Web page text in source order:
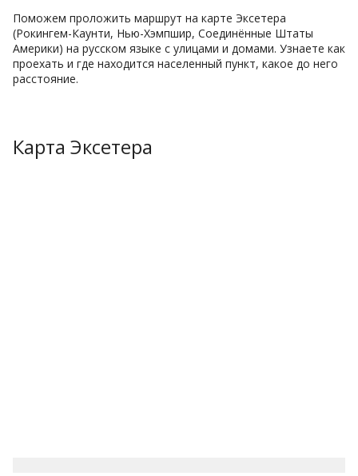
Поможем проложить маршрут на карте Эксетера
(Рокингем-Каунти, Нью-Хэмпшир, Соединённые Штаты
Америки) на русском языке с улицами и домами. Узнаете как
проехать и где находится населенный пункт, какое до него
расстояние.
Карта Эксетера